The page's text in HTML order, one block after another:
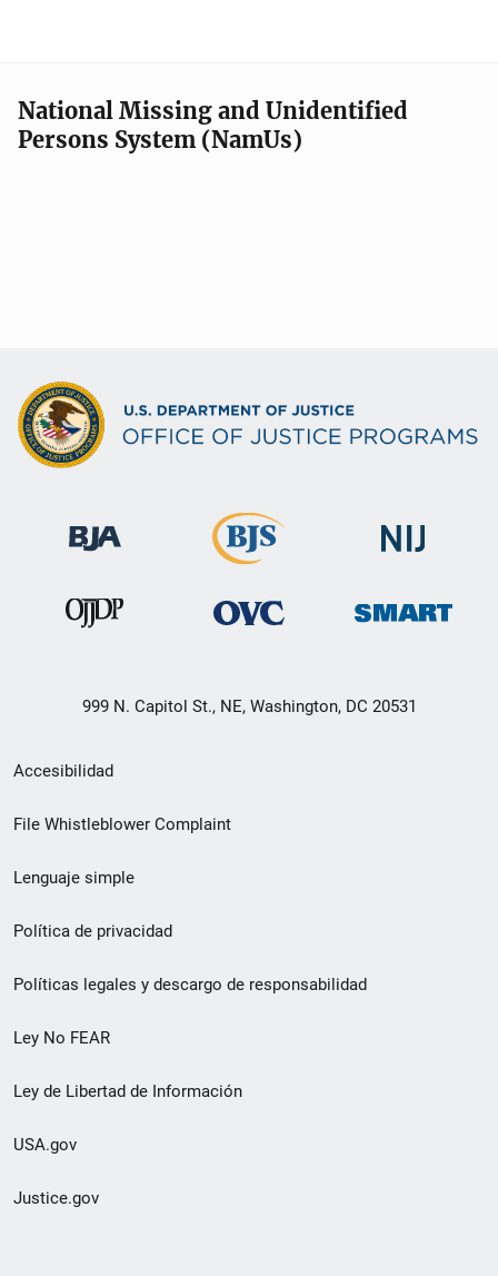
National Missing and Unidentified
Persons System (NamUs)
999 N. Capitol St., NE, Washington, DC 20531
Menú
de
de
pie
de
página
Accesibilidad
File Whistleblower Complaint
Lenguaje simple
Política de privacidad
Políticas legales y descargo de responsabilidad
Ley No FEAR
Ley de Libertad de Información
USA.gov
Justice.gov